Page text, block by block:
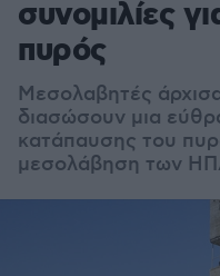
συνομιλίες
πυρός
Μεσολαβητές
διασώσουν μια
κατάπαυσης του
μεσολάβηση των